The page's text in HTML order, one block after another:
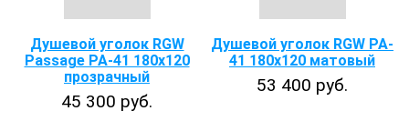
Душевой уголок RGW
Passage PA-41 180х120
прозрачный
45 300 руб.
Душевой уголок RGW PA-
41 180x120 матовый
53 400 руб.